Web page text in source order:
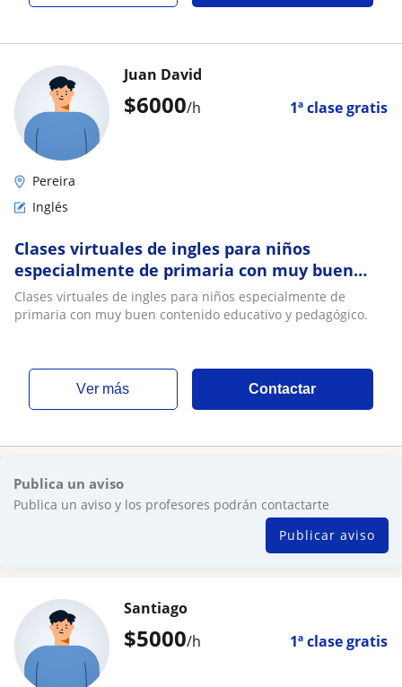
$6000/h 1ª clase gratis
Juan David
Pereira
Inglés
Clases virtuales de ingles para niños
especialmente de primaria con muy buen
contenido educativo y pedagógico
Clases virtuales de ingles para niños especialmente de
primaria con muy buen contenido educativo y pedagógico.
ver más Contactar
Publica un aviso
Publica un aviso y los profesores podrán contactarte
Publicar aviso
$5000/h 1ª clase gratis
Santiago